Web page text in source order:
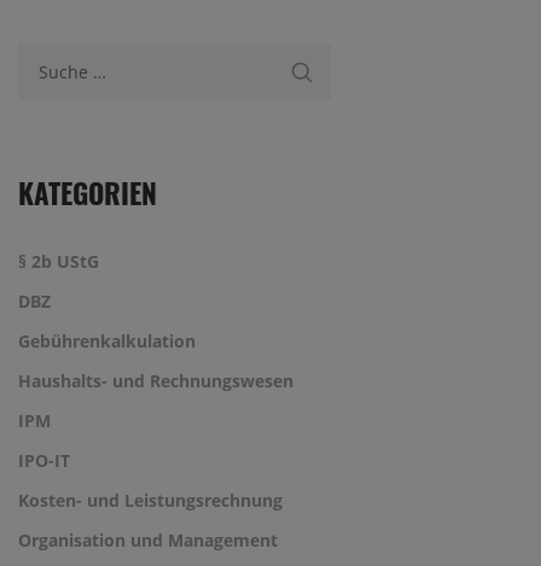
KATEGORIEN
§ 2b UStG
DBZ
Gebührenkalkulation
Haushalts- und Rechnungswesen
IPM
IPO-IT
Kosten- und Leistungsrechnung
Organisation und Management